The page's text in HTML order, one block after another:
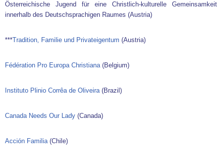
Österreichische Jugend für eine Christlich-kulturelle Gemeinsamkeit
innerhalb des Deutschsprachigen Raumes (Austria)
***Tradition, Familie und Privateigentum (Austria)
Fédération Pro Europa Christiana(Belgium)
Instituto Plinio Corrêa de Oliveira(Brazil)
Canada Needs Our Lady (Canada)
Acción Familia(Chile)